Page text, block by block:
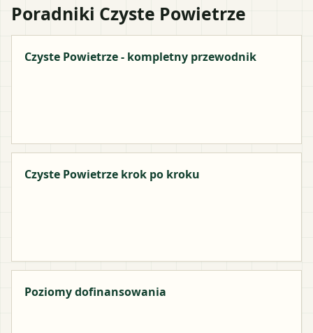
Poradniki Czyste Powietrze
Czyste Powietrze - kompletny przewodnik
Czyste Powietrze krok po kroku
Poziomy dofinansowania